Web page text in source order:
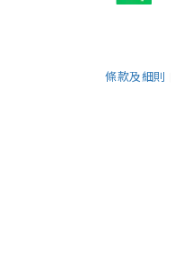
條款及細則